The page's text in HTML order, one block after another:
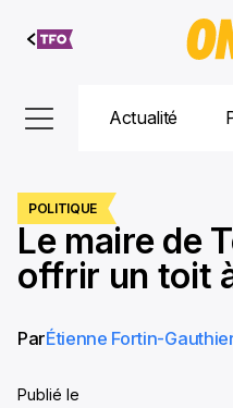
Aller au
contenu
Actualité
POLITIQUE
Le maire de
offrir un toit
ParÉtienne Fortin-
Publié le